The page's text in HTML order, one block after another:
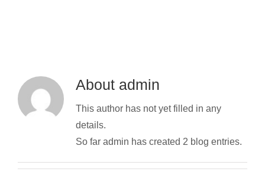
About admin
This author has not yet filled in any
details.
So far admin has created 2 blog entries.